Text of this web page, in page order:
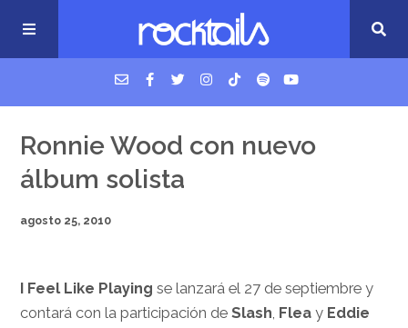
USM Podcast
Cigarrillos en la cama
Ronnie Wood con nuevo
álbum solista
agosto 25, 2010
I Feel Like Playing se lanzará el 27 de septiembre y
contará con la participación deSlash, Flea y Eddie